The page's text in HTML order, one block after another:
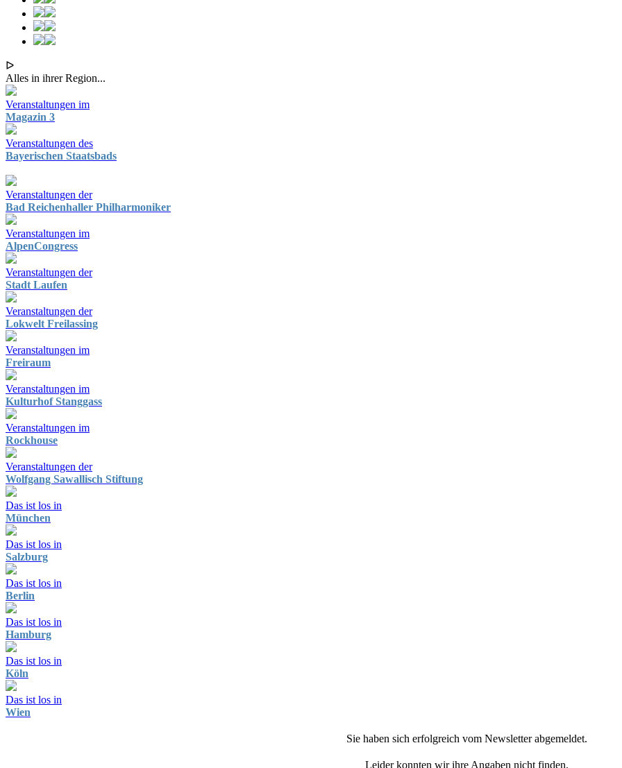
ᐅ
Alles in ihrer Region...
Veranstaltungen im
Magazin 3
Veranstaltungen des
Bayerischen Staatsbads
Veranstaltungen der
Bad Reichenhaller Philharmoniker
Veranstaltungen im
AlpenCongress
Veranstaltungen der
Stadt Laufen
Veranstaltungen der
Lokwelt Freilassing
Veranstaltungen im
Freiraum
Veranstaltungen im
Kulturhof Stanggass
Veranstaltungen im
Rockhouse
Veranstaltungen der
Wolfgang Sawallisch Stiftung
Das ist los in
München
Das ist los in
Salzburg
Das ist los in
Berlin
Das ist los in
Hamburg
Das ist los in
Köln
Das ist los in
Wien
Sie haben sich erfolgreich vom Newsletter abgemeldet.
Leider konnten wir ihre Angaben nicht finden.